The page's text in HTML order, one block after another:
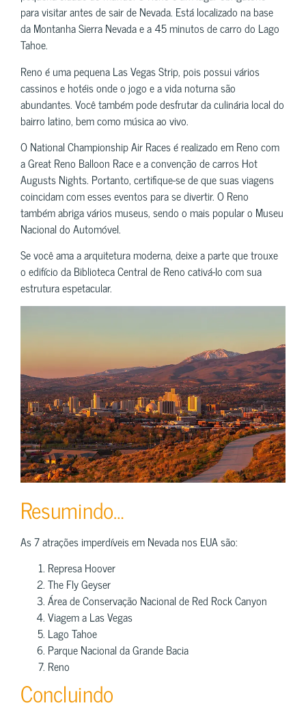
para visitar antes de sair de Nevada. Está localizado na base
da Montanha Sierra Nevada e a 45 minutos de carro do Lago
Tahoe.
Reno é uma pequena Las Vegas Strip, pois possui vários
cassinos e hotéis onde o jogo e a vida noturna são
abundantes. Você também pode desfrutar da culinária local do
bairro latino, bem como música ao vivo.
O National Championship Air Races é realizado em Reno com
a Great Reno Balloon Race e a convenção de carros Hot
Augusts Nights. Portanto, certifique-se de que suas viagens
coincidam com esses eventos para se divertir. O Reno
também abriga vários museus, sendo o mais popular o Museu
Nacional do Automóvel.
Se você ama a arquitetura moderna, deixe a parte que trouxe
o edifício da Biblioteca Central de Reno cativá-lo com sua
estrutura espetacular.
Resumindo…
As 7 atrações imperdíveis em Nevada nos EUA são:
Represa Hoover
The Fly Geyser
Área de Conservação Nacional de Red Rock Canyon
Viagem a Las Vegas
Lago Tahoe
Parque Nacional da Grande Bacia
Reno
Concluindo